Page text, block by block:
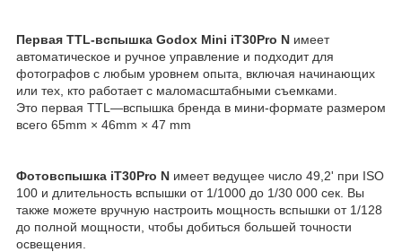
Первая TTL-вспышка Godox Mini iT30Pro N имеет
автоматическое и ручное управление и подходит для
фотографов с любым уровнем опыта, включая начинающих
или тех, кто работает с маломасштабными съемками.
Это первая TTL—вспышка бренда в мини-формате размером
всего 65mm × 46mm × 47 mm
Фотовспышка iT30Pro N имеет ведущее число 49,2' при ISO
100 и длительность вспышки от 1/1000 до 1/30 000 сек. Вы
также можете вручную настроить мощность вспышки от 1/128
до полной мощности, чтобы добиться большей точности
освещения.